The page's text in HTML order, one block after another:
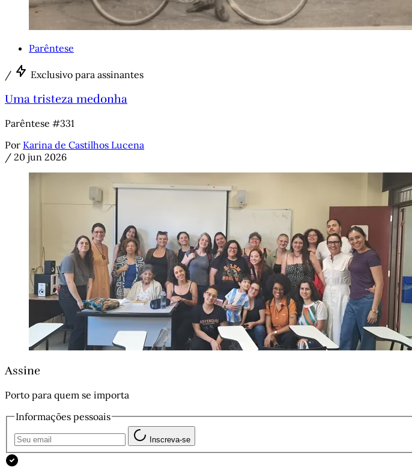
Parêntese
/ Exclusivo para assinantes
Uma tristeza medonha
Parêntese #331
Por Karina de Castilhos Lucena
/ 20 jun 2026
Assine
Porto para quem se importa
Informações pessoais
Inscreva-se